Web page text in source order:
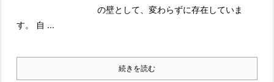
の壁として、変わらずに存在していま
す。 自 ...
続きを読む